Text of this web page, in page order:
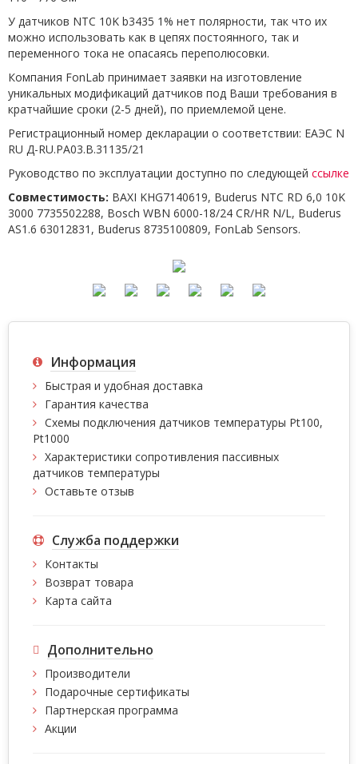
У датчиков NTC 10K b3435 1% нет полярности, так что их
можно использовать как в цепях постоянного, так и
переменного тока не опасаясь переполюсовки.
Компания FonLab принимает заявки на изготовление
уникальных модификаций датчиков под Ваши требования в
кратчайшие сроки (2-5 дней), по приемлемой цене.
Регистрационный номер декларации о соответствии: ЕАЭС N
RU Д-RU.РА03.В.31135/21
Руководство по эксплуатации доступно по следующей ссылке
Совместимость: BAXI KHG7140619, Buderus NTC RD 6,0 10K
3000 7735502288, Bosch WBN 6000-18/24 CR/HR N/L, Buderus
AS1.6 63012831, Buderus 8735100809, FonLab Sensors.
Информация
Быстрая и удобная доставка
Гарантия качества
Схемы подключения датчиков температуры Pt100,
Pt1000
Характеристики сопротивления пассивных
датчиков температуры
Оставьте отзыв
Служба поддержки
Контакты
Возврат товара
Карта сайта
Дополнительно
Производители
Подарочные сертификаты
Партнерская программа
Акции